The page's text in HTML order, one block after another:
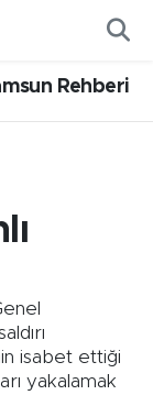
Rehberi
isabet ettiği
yakalamak